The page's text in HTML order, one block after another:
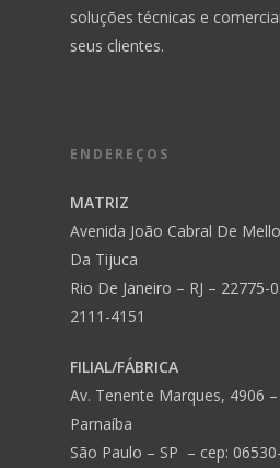
soluções técnicas e
seus clientes.
ENDEREÇOS
MATRIZ
Avenida João Cabral De
Da Tijuca
Rio De Janeiro – RJ – 22775-
2111-4151
FILIAL/FÁBRICA
Av. Tenente Marques, 4906
Parnaíba
São Paulo – SP – cep: